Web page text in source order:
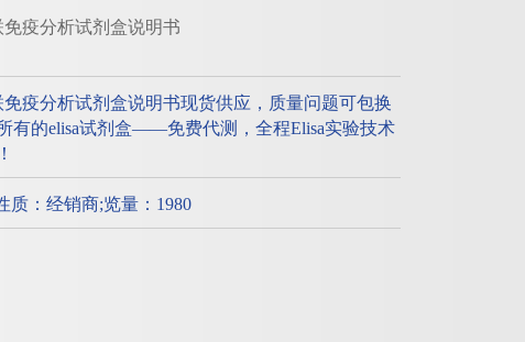
疫分析试剂盒说明书
疫分析试剂盒说明书现货供应，质量问题可包换
有的elisa试剂盒——免费代测，全程Elisa实验技术
质：经销商;览量：1980